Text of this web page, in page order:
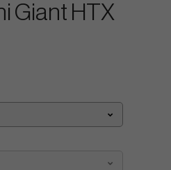
Giant HTX